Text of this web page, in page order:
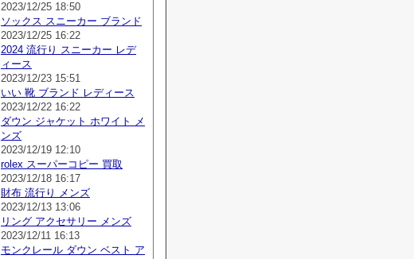
2023/12/25 18:50
ソックス スニーカー ブランド
2023/12/25 16:22
2024 流行り スニーカー レデ
ィース
2023/12/23 15:51
いい 靴 ブランド レディース
2023/12/22 16:22
ダウン ジャケット ホワイト メ
ンズ
2023/12/19 12:10
rolex スーパーコピー 買取
2023/12/18 16:17
財布 流行り メンズ
2023/12/13 13:06
リング アクセサリー メンズ
2023/12/11 16:13
モンクレール ダウン ベスト ア